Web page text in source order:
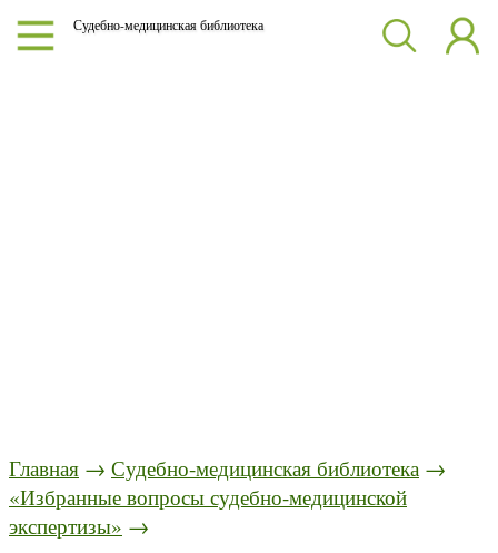
Судебно-медицинская библиотека
Главная → Судебно-медицинская библиотека →
«Избранные вопросы судебно-медицинской
экспертизы» →